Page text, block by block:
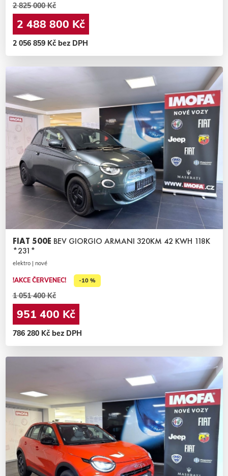
2 825 000 Kč
2 488 800 Kč
2 056 859 Kč bez DPH
FIAT 500E BEV GIORGIO ARMANI 320KM 42 KWH 118K
*231*
elektro | nové
!AKCE ČERVENEC! -10 %
1 051 400 Kč
951 400 Kč
786 280 Kč bez DPH